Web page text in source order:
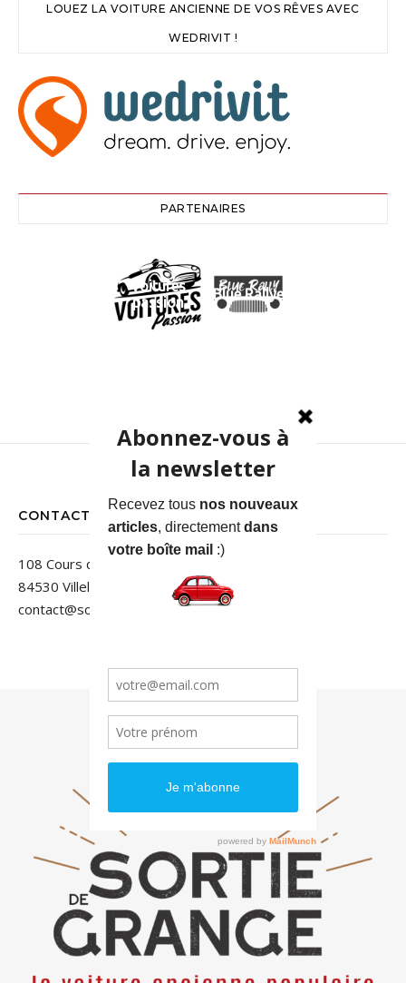
LOUEZ LA VOITURE ANCIENNE DE VOS RÊVES AVEC
WEDRIVIT !
PARTENAIRES
Voitures
passion
Blue Rallye
CONTACT
108 Cours des Jardins
84530 Villelaure
contact@sortiedegrange.com